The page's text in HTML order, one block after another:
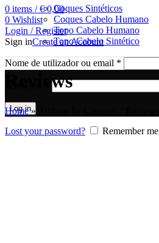
0 items / €0,00
0 Wishlist
Login / Register
Sign inCreate an Account
Nome de utilizador ou email *
Log in
Lost your password? Remember me
Coques Sintéticos
Coques Cabelo Humano
Topo Cabelo Humano
Topo Cabelo Sintético
Reviews
Home»